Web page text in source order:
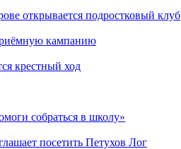
открывается подростковый клуб
кампанию
крестный ход
собраться в школу»
посетить Петухов Лог